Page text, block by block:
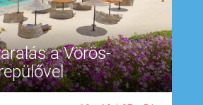
a Vörös-